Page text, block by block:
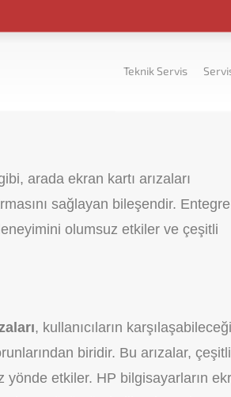
Teknik Servis
arada ekran kartı arızaları
sağlayan bileşendir.
olumsuz etkiler ve çeşitli
, kullanıcıların
biridir. Bu arızalar, çeşitli
yönde etkiler. HP bilgisayarların